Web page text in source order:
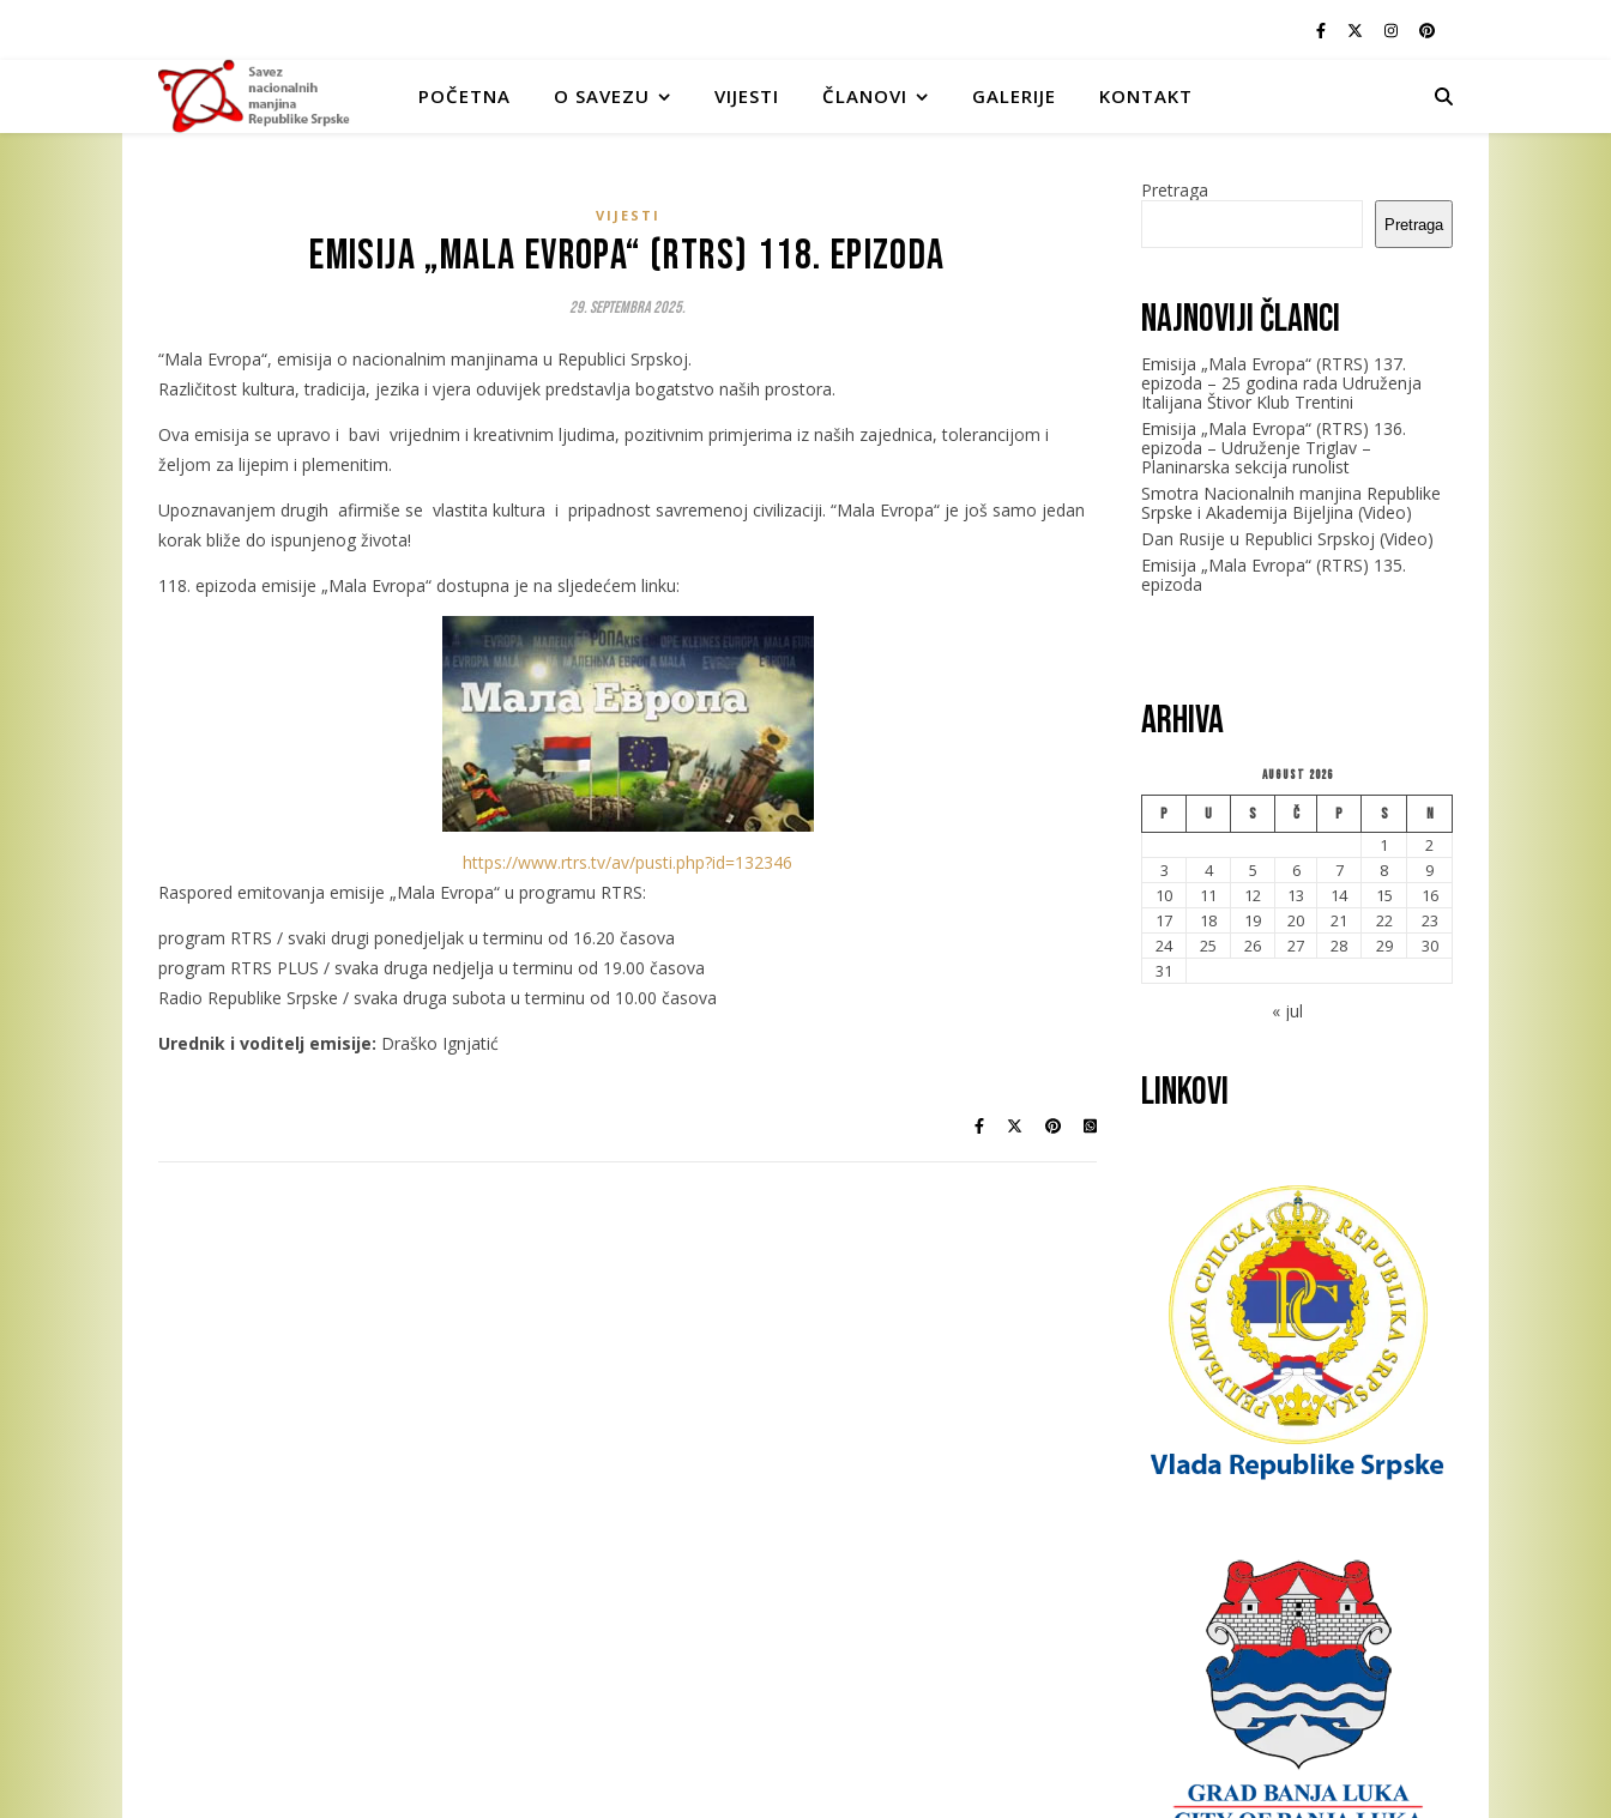
POČETNA O SAVEZU VIJESTI ČLANOVI GALERIJE KONTAKT
VIJESTI
Emisija „Mala Evropa“ (RTRS) 118. epizoda
29. Septembra 2025.
“Mala Evropa“, emisija o nacionalnim manjinama u Republici Srpskoj.
Različitost kultura, tradicija, jezika i vjera oduvijek predstavlja bogatstvo naših prostora.
Ova emisija se upravo i bavi vrijednim i kreativnim ljudima, pozitivnim primjerima iz naših zajednica, tolerancijom i
željom za lijepim i plemenitim.
Upoznavanjem drugih afirmiše se vlastita kultura i pripadnost savremenoj civilizaciji. “Mala Evropa“ je još samo jedan
korak bliže do ispunjenog života!
118. epizoda emisije „Mala Evropa“ dostupna je na sljedećem linku:
https://www.rtrs.tv/av/pusti.php?id=132346
Raspored emitovanja emisije „Mala Evropa“ u programu RTRS:
program RTRS / svaki drugi ponedjeljak u terminu od 16.20 časova
program RTRS PLUS / svaka druga nedjelja u terminu od 19.00 časova
Radio Republike Srpske / svaka druga subota u terminu od 10.00 časova
Urednik i voditelj emisije: Draško Ignjatić
Pretraga
Pretraga
Najnoviji članci
Emisija „Mala Evropa“ (RTRS) 137.
epizoda – 25 godina rada Udruženja
Italijana Štivor Klub Trentini
Emisija „Mala Evropa“ (RTRS) 136.
epizoda – Udruženje Triglav –
Planinarska sekcija runolist
Smotra Nacionalnih manjina Republike
Srpske i Akademija Bijeljina (Video)
Dan Rusije u Republici Srpskoj (Video)
Emisija „Mala Evropa“ (RTRS) 135.
epizoda
Arhiva
August 2026
P U S Č P S N
1
2
3
4 5 6 7 8
9
10
11 12 13 14 15
16
17
18 19 20 21 22
23
24
25 26 27 28 29
30
31
« jul
Linkovi